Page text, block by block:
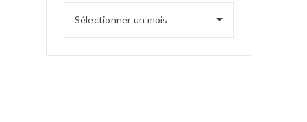
Sélectionner un mois